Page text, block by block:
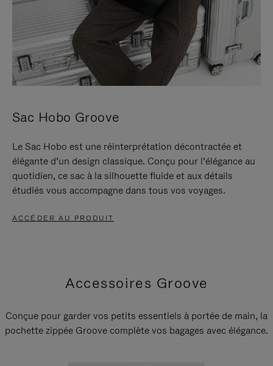
Sac Hobo Groove
Le Sac Hobo est une réinterprétation décontractée et
élégante d’un design classique. Conçu pour l’élégance au
quotidien, ce sac à la silhouette fluide et aux détails
étudiés vous accompagne dans tous vos voyages.
ACCÉDER AU PRODUIT
Accessoires Groove
Conçue pour garder vos petits essentiels à portée de main, la
pochette zippée Groove complète vos bagages avec élégance.